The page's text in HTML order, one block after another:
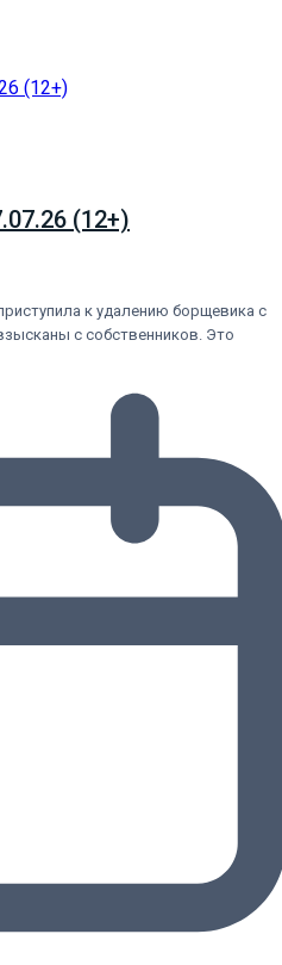
(12+)
к удалению борщевика с
с собственников. Это